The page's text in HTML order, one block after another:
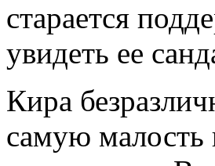
старается
увидеть ее
Кира
самую малость